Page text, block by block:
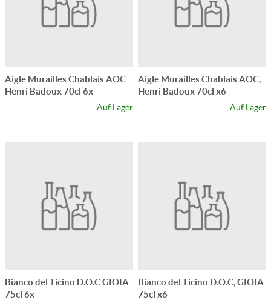
Aigle Murailles Chablais AOC
Henri Badoux 70cl 6x
Auf Lager
Aigle Murailles Chablais AOC,
Henri Badoux 70cl x6
Auf Lager
Bianco del Ticino D.O.C GIOIA
75cl 6x
Bianco del Ticino D.O.C, GIOIA
75cl x6